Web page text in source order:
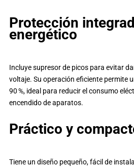
Protección
energético
Incluye supresor de picos para evitar
voltaje. Su operación eficiente permite
90 %, ideal para reducir el consumo
encendido de aparatos.
Práctico y
Tiene un diseño pequeño, fácil de